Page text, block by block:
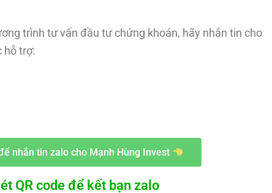
trình tư vấn đầu tư chứng khoán, hãy nhắn tin cho
hỗ trợ:
nhắn tin zalo cho Mạnh Hùng Invest
QR code để kết bạn zalo